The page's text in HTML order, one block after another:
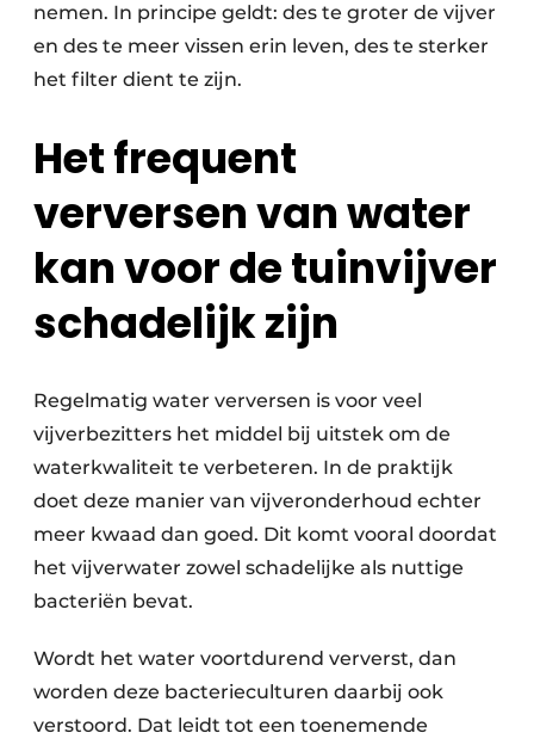
nemen. In principe geldt: des te groter de vijver
en des te meer vissen erin leven, des te sterker
het filter dient te zijn.
Het frequent
verversen van water
kan voor de tuinvijver
schadelijk zijn
Regelmatig water verversen is voor veel
vijverbezitters het middel bij uitstek om de
waterkwaliteit te verbeteren. In de praktijk
doet deze manier van vijveronderhoud echter
meer kwaad dan goed. Dit komt vooral doordat
het vijverwater zowel schadelijke als nuttige
bacteriën bevat.
Wordt het water voortdurend ververst, dan
worden deze bacterieculturen daarbij ook
verstoord. Dat leidt tot een toenemende